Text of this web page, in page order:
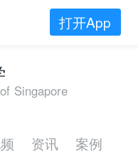
打开App
Singapore
资讯 案例